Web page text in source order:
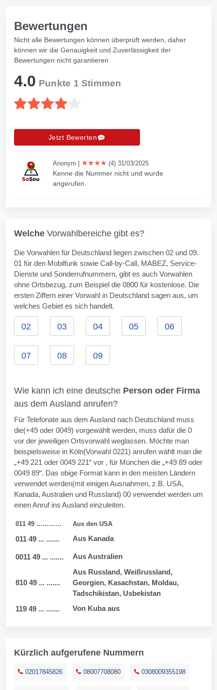
Bewertungen
Nicht alle Bewertungen können überprüft werden, daher
können wir die Genauigkeit und Zuverlässigkeit der
Bewertungen nicht garantieren
4.0 Punkte 1 Stimmen
Jetzt Bewerten
Anonym ★★★★ (4) 31/03/2025
Kenne die Nummer nicht und wurde
angerufen.
Welche Vorwahlbereiche gibt es?
Die Vorwahlen für Deutschland liegen zwischen 02 und 09.
01 für den Mobilfunk sowie Call-by-Call, MABEZ, Service-
Dienste und Sonderrufnummern, gibt es auch Vorwahlen
ohne Ortsbezug, zum Beispiel die 0800 für kostenlose. Die
ersten Ziffern einer Vorwahl in Deutschland sagen aus, um
welches Gebiet es sich handelt.
02 03 04 05 06
07 08 09
Wie kann ich eine deutsche Person oder Firma
aus dem Ausland anrufen?
Für Telefonate aus dem Ausland nach Deutschland muss
die(+49 oder 0049) vorgewählt werden, muss dafür die 0
vor der jeweiligen Ortsvorwahl weglassen. Möchte man
beispielsweise in Köln(Vorwahl 0221) anrufen wählt man die
„+49 221 oder 0049 221“ vor , für München die „+49 89 oder
0049 89“. Das obige Format kann in den meisten Ländern
verwendet werden(mit einigen Ausnahmen, z.B. USA,
Kanada, Australien und Russland) 00 verwendet werden um
einen Anruf ins Ausland einzuleiten.
011 49 ………… Aus den USA
011 49 ... ....... Aus Kanada
0011 49 ... ....... Aus Australien
810 49 ... .......
Aus Russland, Weißrussland,
Georgien, Kasachstan, Moldau,
Tadschikistan, Usbekistan
119 49 ... .......
Von Kuba aus
Kürzlich aufgerufene Nummern
02017845826 08007708080 0308009355198